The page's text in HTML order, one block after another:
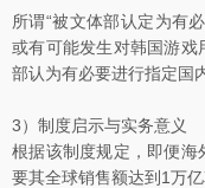
所谓“被文体部认定为有
或有可能发生对韩国游
部认为有必要进行指定国
3）制度启示与实务意义
根据该制度规定，即便海
要其全球销售额达到1万